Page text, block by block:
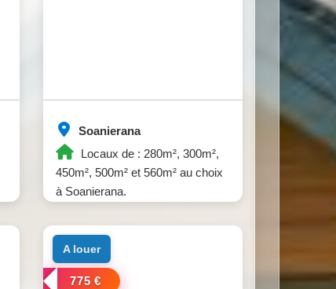
Soanierana
Locaux de : 280m², 300m²,
450m², 500m² et 560m² au choix
à Soanierana.
a louer
775 €